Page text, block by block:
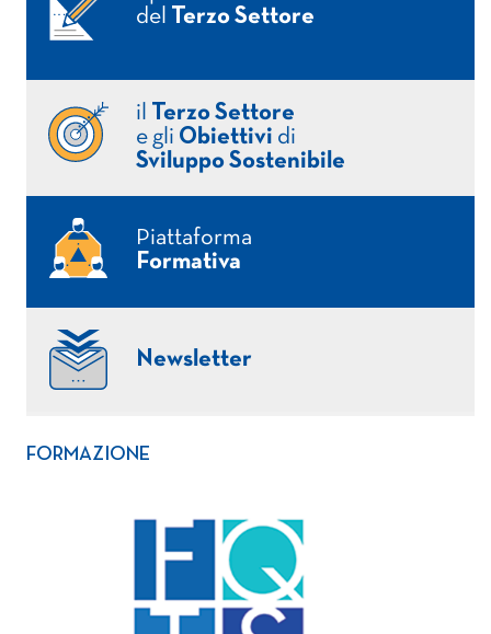
del
Terzo Settore
il
Terzo Settore
e gli Obiettivi di
Sviluppo Sostenibile
Piattaforma
Formativa
Newsletter
FORMAZIONE